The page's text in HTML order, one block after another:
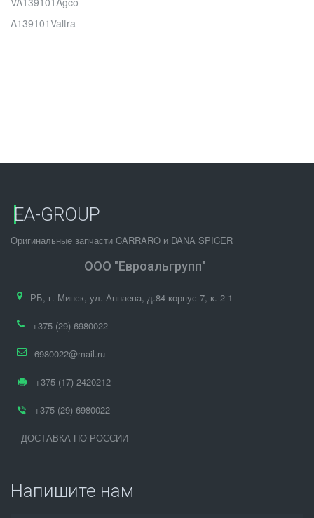
A139101Valtra
EA-GROUP
Оригинальные запчасти CARRARO и DANA SPICER
ООО "Евроальгрупп"
РБ, г. Минск, ул. Аннаева, д.84 корпус 7, к. 2-1
+375 (29) 6980022
6980022@mail.ru
+375 (17) 2420212
+375 (29) 6980022
ДОСТАВКА ПО РОССИИ
Напишите нам